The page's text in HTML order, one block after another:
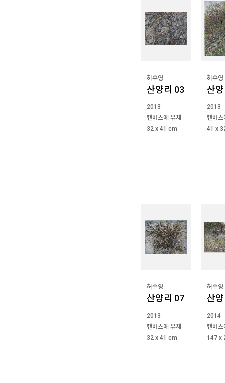
허수영
산양리 03
2013
캔버스에 유채
32 x 41 cm
허수영
산
2013
캔버스
41 x
허수영
산양리 07
2013
캔버스에 유채
32 x 41 cm
허수영
산
2014
캔버스
147 x